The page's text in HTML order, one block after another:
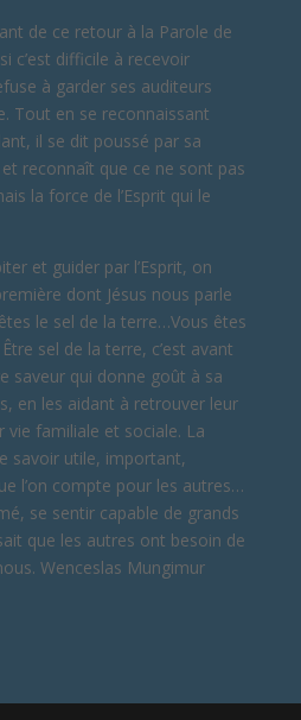
de ce retour à la Parole de
c’est difficile à recevoir
à garder ses auditeurs
Tout en se reconnaissant
il se dit poussé par sa
reconnaît que ce ne sont pas
la force de l’Esprit qui le
et guider par l’Esprit, on
dont Jésus nous parle
le sel de la terre…Vous êtes
sel de la terre, c’est avant
saveur qui donne goût à sa
en les aidant à retrouver leur
vie familiale et sociale. La
savoir utile, important,
l’on compte pour les autres…
se sentir capable de grands
que les autres ont besoin de
Wenceslas Mungimur